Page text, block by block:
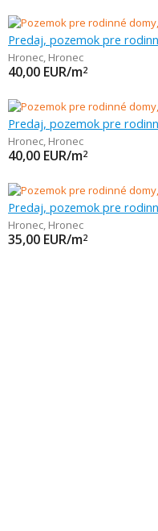
Predaj, pozemok pre
Hronec, Hronec
40,00 EUR/m2
Predaj, pozemok pre
Hronec, Hronec
40,00 EUR/m2
Predaj, pozemok pre
Hronec, Hronec
35,00 EUR/m2